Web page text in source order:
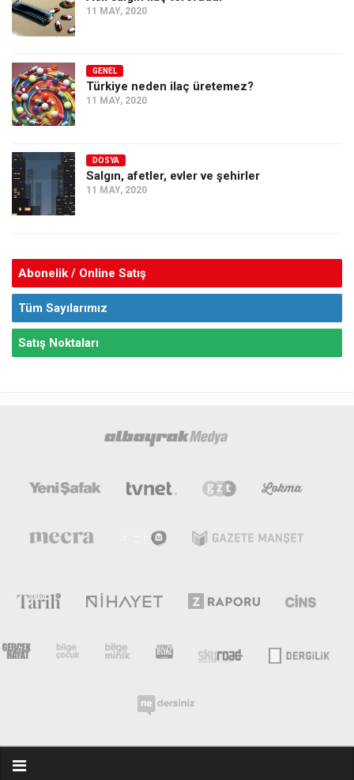
11 MAY, 2020
GENEL
Türkiye neden ilaç üretemez?
11 MAY, 2020
DOSYA
Salgın, afetler, evler ve şehirler
11 MAY, 2020
Abonelik / Online Satış
Tüm Sayılarımız
Satış Noktaları